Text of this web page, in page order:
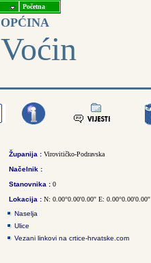
Početna
OPĆINA
Voćin
Županija : Virovitičko-Podravska
Načelnik :
Stanovnika : 0
Lokacija : N: 0.00°0.00'0.00'' E: 0.00°0.00'0.00''
Naselja
Ulice
Vezani linkovi na crtice-hrvatske.com